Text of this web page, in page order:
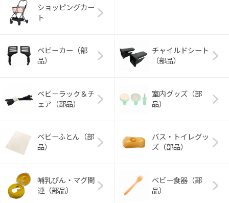
ショッピングカー
ト
ベビーカー（部
品）
チャイルドシート
（部品）
ベビーラック＆チ
ェア（部品）
室内グッズ（部
品）
ベビーふとん（部
品）
バス・トイレグッ
ズ（部品）
哺乳びん・マグ関
連（部品）
ベビー食器（部
品）